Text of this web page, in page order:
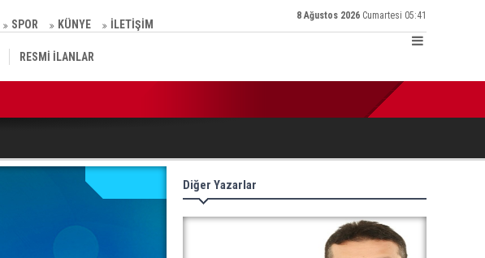
SPOR KÜNYE İLETİŞİM
8 Ağustos 2026 Cumartesi 05:41
RESMİ İLANLAR
10:25 | Türkiye Kamu-Sen İl Temsilcisi Ertaş: ‘Enflasyon hesabı
Diğer Yazarlar